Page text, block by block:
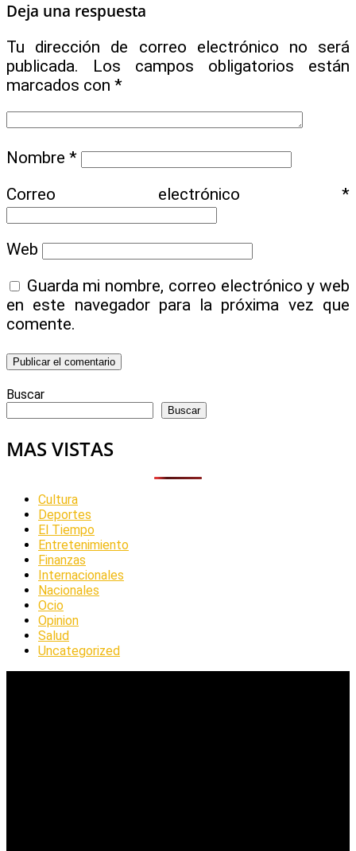
Deja una respuesta
Tu dirección de correo electrónico no será
publicada.
Los campos obligatorios están
marcados con *
Nombre *
Correo electrónico *
Web
Guarda mi nombre, correo electrónico y web
en este navegador para la próxima vez que
comente.
Buscar
Buscar
MAS VISTAS
Cultura
Deportes
El Tiempo
Entretenimiento
Finanzas
Internacionales
Nacionales
Ocio
Opinion
Salud
Uncategorized